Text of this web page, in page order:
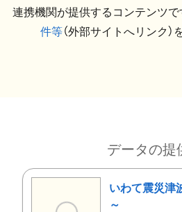
連携機関が提供するコンテンツで
件等（外部サイトへリンク）
データの提
いわて震災津
～